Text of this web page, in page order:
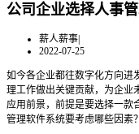
公司企业选择人事
薪人薪事|
2022-07-25
如今各企业都往数字化方向进
理工作做出关键贡献，为企业
应用前景，前提是要选择一款
管理软件系统要考虑哪些因素？